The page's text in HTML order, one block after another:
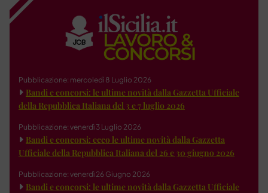
Pubblicazione: mercoledì 8 Luglio 2026
Bandi e concorsi: le ultime novità dalla Gazzetta Ufficiale
della Repubblica Italiana del 3 e 7 luglio 2026
Pubblicazione: venerdì 3 Luglio 2026
Bandi e concorsi: ecco le ultime novità dalla Gazzetta
Ufficiale della Repubblica Italiana del 26 e 30 giugno 2026
Pubblicazione: venerdì 26 Giugno 2026
Bandi e concorsi: le ultime novità dalla Gazzetta Ufficiale